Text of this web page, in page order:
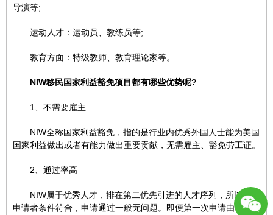
导演等;
运动人才：运动员、教练员等;
教育方面：特级教师、教育理论家等。
NIW移民国家利益豁免项目都有哪些优势呢?
1、不需要雇主
NIW全称国家利益豁免，指的是行业内优秀外国人士能为美国
国家利益做出或者有能力做出重要贡献，无需雇主、豁免劳工证。
2、通过率高
NIW属于优秀人才，排在第二优先引进的人才序列，所以只要
申请者条件符合，申请通过一般无问题。即便第一次申请由于资料